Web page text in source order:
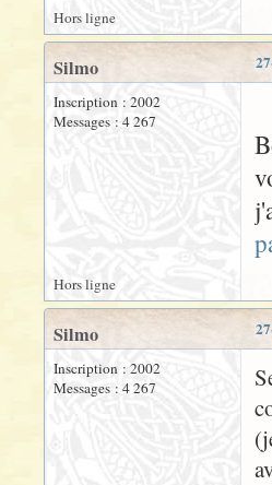
Hors ligne
Silmo
Inscription : 2002
Messages : 4 267
Hors ligne
Silmo
Inscription : 2002
Messages : 4 267